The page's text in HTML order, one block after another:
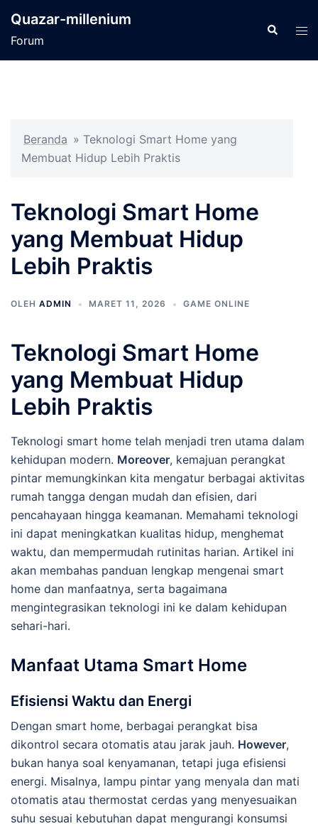
Quazar-millenium
Forum
Cari
Beranda » Teknologi Smart Home yang
Membuat Hidup Lebih Praktis
Teknologi Smart Home
yang Membuat Hidup
Lebih Praktis
OLEH ADMIN MARET 11, 2026 GAME ONLINE
Teknologi Smart Home
yang Membuat Hidup
Lebih Praktis
Teknologi smart home telah menjadi tren utama dalam
kehidupan modern. Moreover, kemajuan perangkat
pintar memungkinkan kita mengatur berbagai aktivitas
rumah tangga dengan mudah dan efisien, dari
pencahayaan hingga keamanan. Memahami teknologi
ini dapat meningkatkan kualitas hidup, menghemat
waktu, dan mempermudah rutinitas harian. Artikel ini
akan membahas panduan lengkap mengenai smart
home dan manfaatnya, serta bagaimana
mengintegrasikan teknologi ini ke dalam kehidupan
sehari-hari.
Manfaat Utama Smart Home
Efisiensi Waktu dan Energi
Dengan smart home, berbagai perangkat bisa
dikontrol secara otomatis atau jarak jauh. However,
bukan hanya soal kenyamanan, tetapi juga efisiensi
energi. Misalnya, lampu pintar yang menyala dan mati
otomatis atau thermostat cerdas yang menyesuaikan
suhu sesuai kebutuhan dapat mengurangi konsumsi